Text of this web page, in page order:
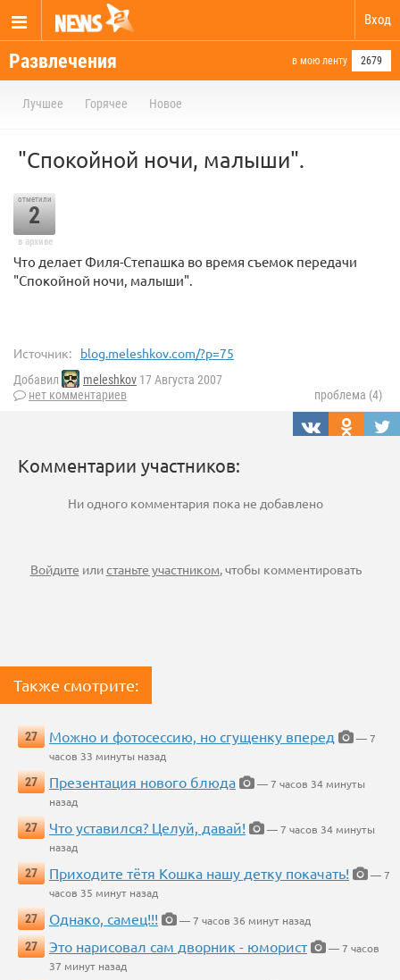
Вход
Развлечения в мою ленту 2679
Лучшее Горячее Новое
"Спокойной ночи, малыши".
отметили
2
в архиве
Что делает Филя-Степашка во время съемок передачи
"Спокойной ночи, малыши".
Источник: blog.meleshkov.com/?p=75
Добавил meleshkov 17 Августа 2007
нет комментариев
проблема (4)
Комментарии участников:
Ни одного комментария пока не добавлено
Войдите илистаньте участником, чтобы комментировать
Также смотрите:
27 Можно и фотосессию, но сгущенку вперед
— 7
часов 33 минуты назад
27
Презентация нового блюда
— 7 часов 34 минуты
назад
27
Что уставился? Целуй, давай!
— 7 часов 34 минуты
назад
27
Приходите тётя Кошка нашу детку покачать!
— 7
часов 35 минут назад
27
Однако, самец!!!
— 7 часов 36 минут назад
27
Это нарисовал сам дворник - юморист
— 7 часов
37 минут назад